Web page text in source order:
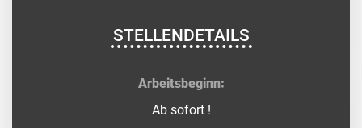
STELLENDETAILS
Arbeitsbeginn:
Ab sofort !